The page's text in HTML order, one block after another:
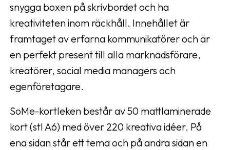
snygga boxen på skrivbordet och ha
kreativiteten inom räckhåll. Innehållet är
framtaget av erfarna kommunikatörer och är
en perfekt present till alla marknadsförare,
kreatörer, social media managers och
egenföretagare.
SoMe-kortleken består av 50 mattlaminerade
kort (stl A6) med över 220 kreativa idéer. På
ena sidan står ett tema och på andra sidan en